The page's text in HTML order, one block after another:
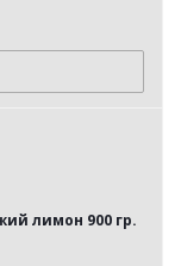
лимон 900 гр.